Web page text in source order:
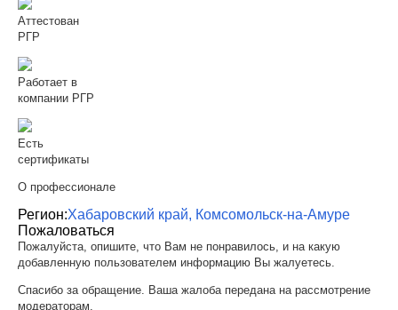
Аттестован
РГР
Работает в
компании РГР
Есть
сертификаты
О профессионале
Регион:Хабаровский край, Комсомольск-на-Амуре
Пожаловаться
Пожалуйста, опишите, что Вам не понравилось, и на какую
добавленную пользователем информацию Вы жалуетесь.
Спасибо за обращение. Ваша жалоба передана на рассмотрение
модераторам.